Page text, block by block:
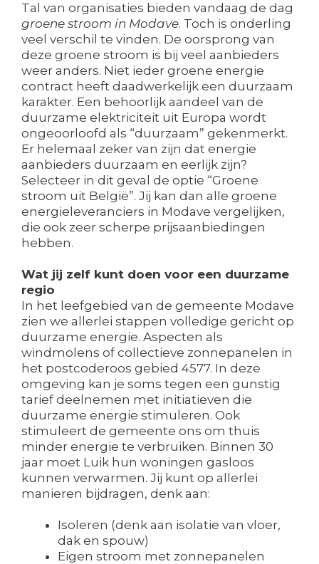
Tal van organisaties bieden vandaag de dag
groene stroom in Modave. Toch is onderling
veel verschil te vinden. De oorsprong van
deze groene stroom is bij veel aanbieders
weer anders. Niet ieder groene energie
contract heeft daadwerkelijk een duurzaam
karakter. Een behoorlijk aandeel van de
duurzame elektriciteit uit Europa wordt
ongeoorloofd als “duurzaam” gekenmerkt.
Er helemaal zeker van zijn dat energie
aanbieders duurzaam en eerlijk zijn?
Selecteer in dit geval de optie “Groene
stroom uit België”. Jij kan dan alle groene
energieleveranciers in Modave vergelijken,
die ook zeer scherpe prijsaanbiedingen
hebben.
Wat jij zelf kunt doen voor een duurzame
regio
In het leefgebied van de gemeente Modave
zien we allerlei stappen volledige gericht op
duurzame energie. Aspecten als
windmolens of collectieve zonnepanelen in
het postcoderoos gebied 4577. In deze
omgeving kan je soms tegen een gunstig
tarief deelnemen met initiatieven die
duurzame energie stimuleren. Ook
stimuleert de gemeente ons om thuis
minder energie te verbruiken. Binnen 30
jaar moet Luik hun woningen gasloos
kunnen verwarmen. Jij kunt op allerlei
manieren bijdragen, denk aan:
Isoleren (denk aan isolatie van vloer,
dak en spouw)
Eigen stroom met zonnepanelen